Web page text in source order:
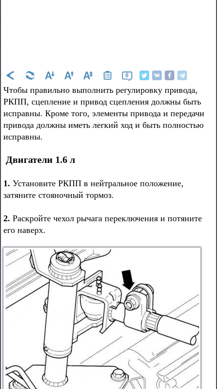
0
Чтобы правильно выполнить регулировку привода,
РКПП, сцепление и привод сцепления должны быть
исправны. Кроме того, элементы привода и передачи
привода должны иметь легкий ход и быть полностью
исправны.
Двигатели 1.6 л
1. Установите РКПП в нейтральное положение,
затяните стояночный тормоз.
2. Раскройте чехол рычага переключения и потяните
его наверх.